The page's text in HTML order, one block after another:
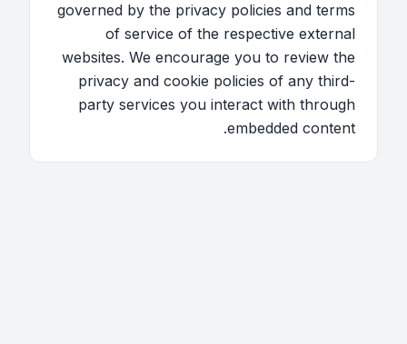
governed by the privacy policies and terms
of service of the respective external
websites. We encourage you to review the
privacy and cookie policies of any third-
party services you interact with through
embedded content.